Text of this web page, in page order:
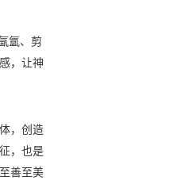
氲、剪
，让神
，创造
，也是
善至美